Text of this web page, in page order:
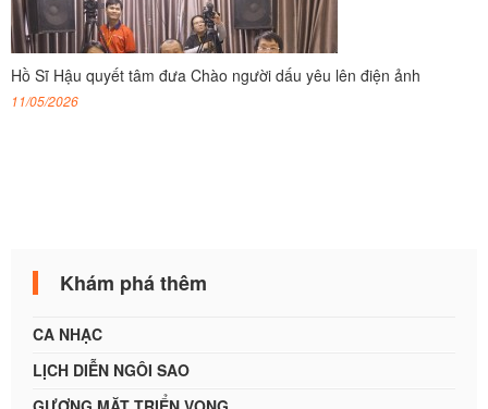
Hồ Sĩ Hậu quyết tâm đưa Chào người dấu yêu lên điện ảnh
11/05/2026
Khám phá thêm
CA NHẠC
LỊCH DIỄN NGÔI SAO